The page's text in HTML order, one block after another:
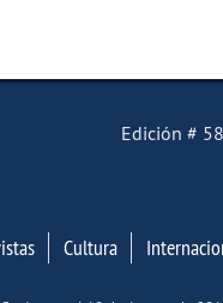
El Edición #
Cultura